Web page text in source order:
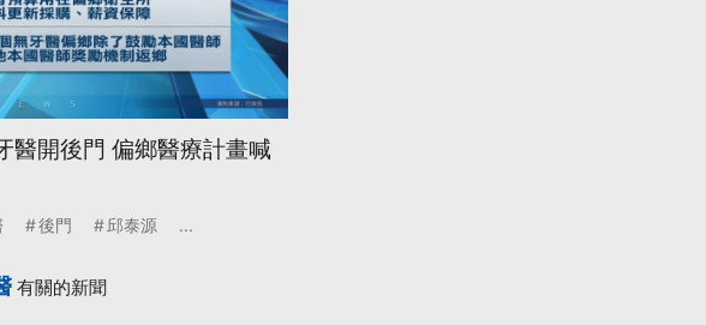
醫開後門 偏鄉醫療計畫喊
後門 邱泰源 ...
有關的新聞